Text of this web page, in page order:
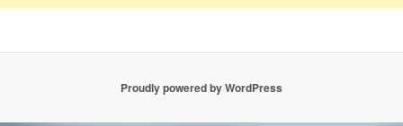
Proudly powered by WordPress